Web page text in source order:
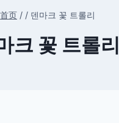
首页 / / 덴마크 꽃 트롤리
크 꽃 트롤리